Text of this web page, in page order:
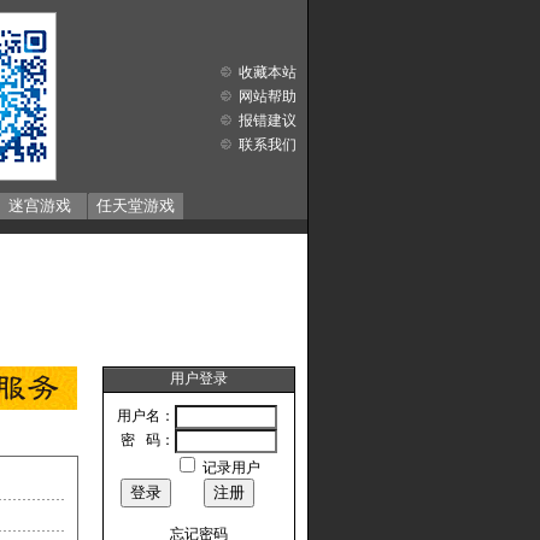
迷宫游戏 任天堂游戏
收藏本站
网站帮助
报错建议
联系我们
用户登录
用户名：
密 码：
记录用户
忘记密码